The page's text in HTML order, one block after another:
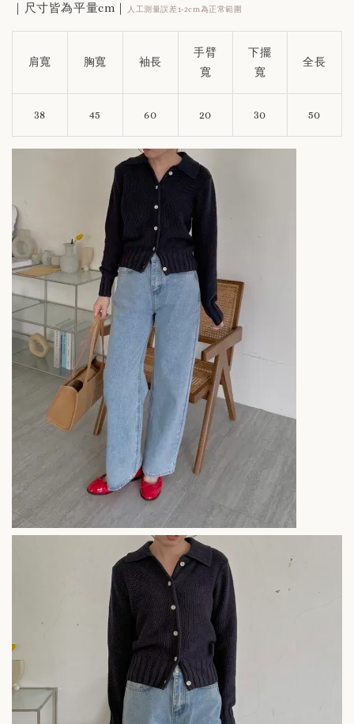
｜尺寸皆為平量cm｜ 人工測量誤差1-2cm為正常範圍
肩寬 胸寬 袖長
手臂
寬
下擺
寬
全長
38 45 60 20 30 50